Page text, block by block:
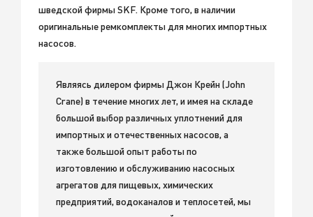
шведской фирмы SKF. Кроме того, в наличии
оригинальные ремкомплекты для многих импортных
насосов.
Являясь дилером фирмы Джон Крейн (John
Crane) в течение многих лет, и имея на складе
большой выбор различных уплотнений для
импортных и отечественных насосов, а
также большой опыт работы по
изготовлению и обслуживанию насосных
агрегатов для пищевых, химических
предприятий, водоканалов и теплосетей, мы